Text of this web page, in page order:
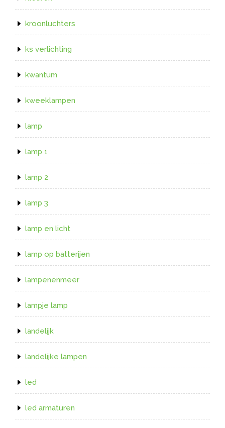
kroonluchters
ks verlichting
kwantum
kweeklampen
lamp
lamp 1
lamp 2
lamp 3
lamp en licht
lamp op batterijen
lampenenmeer
lampje lamp
landelijk
landelijke lampen
led
led armaturen